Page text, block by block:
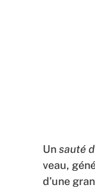
Unsauté
veau,
d’une